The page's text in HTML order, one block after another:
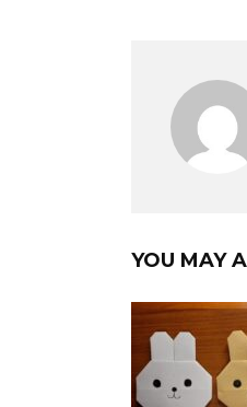
YOU MAY